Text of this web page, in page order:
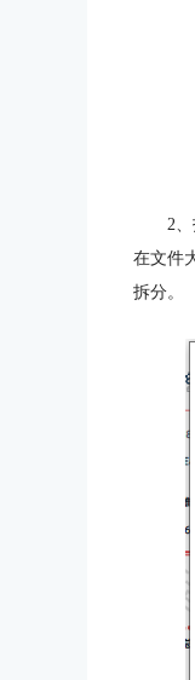
2
在文件
拆分。